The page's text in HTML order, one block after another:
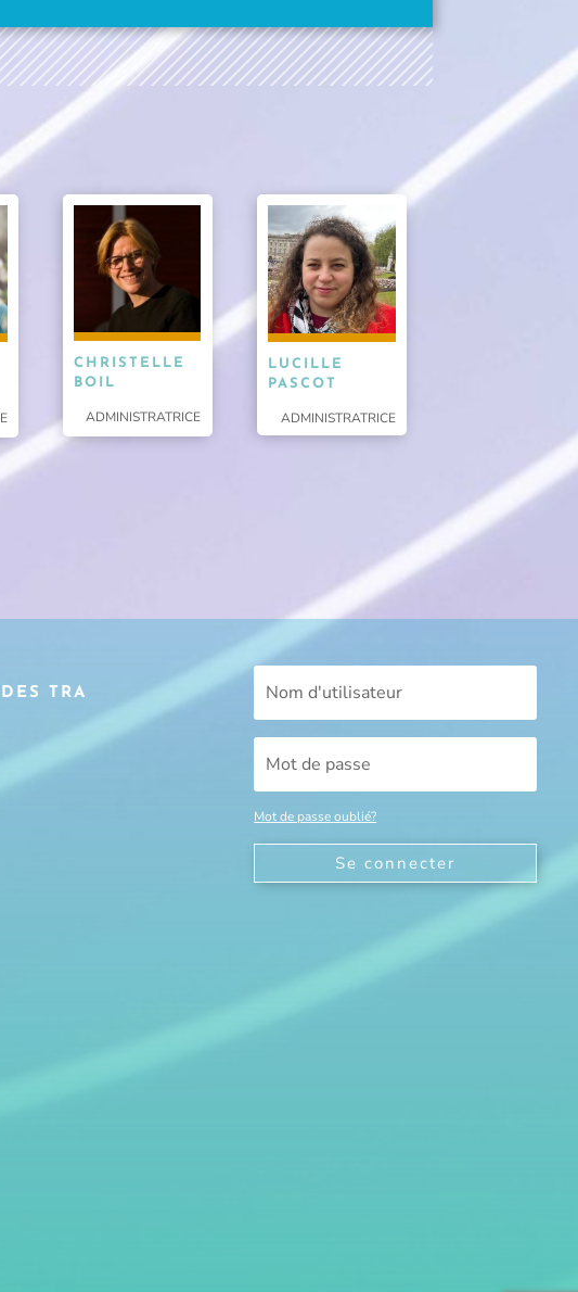
CHRISTELLE
BOIL
ADMINISTRATRICE
LUCILLE
PASCOT
ADMINISTRATRICE
TRA
Mot de passe oublié?
Se connecter